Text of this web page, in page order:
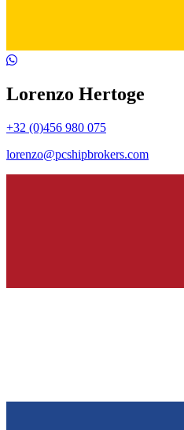
Lorenzo Hertoge
+32 (0)456 980 075
lorenzo@pcshipbrokers.com